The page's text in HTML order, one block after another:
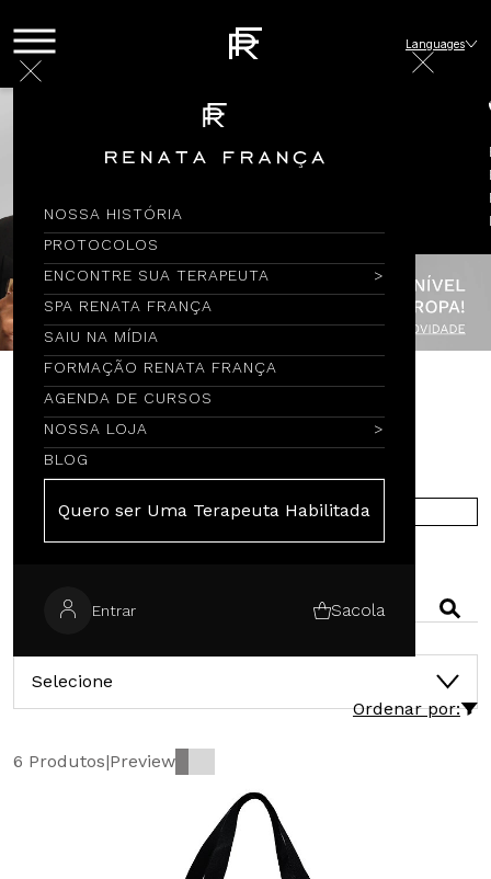
NOSSA HISTÓRIA
PROTOCOLOS
ENCONTRE SUA TERAPEUTA
SPA RENATA FRANÇA
SAIU NA MÍDIA
FORMAÇÃO RENATA FRANÇA
AGENDA DE CURSOS
NOSSA LOJA
BLOG
Quero ser Uma Terapeuta Habilitada
Entrar Sacola
Languages
Encontre por Nome
COMPRE NA EUROPA
Selecione
Ordenar por:
6 Produtos|Preview